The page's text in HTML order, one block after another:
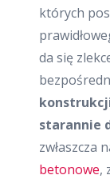
których
da się
starannie
zwłaszcza
betonowe,